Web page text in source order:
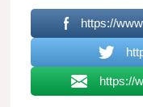
https://
https://